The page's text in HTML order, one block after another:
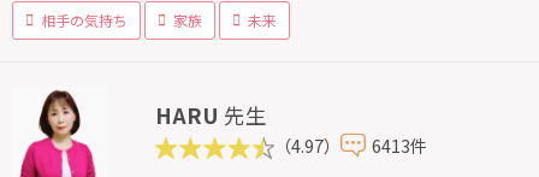
相手の気持ち 家族 未来
HARU 先生
（4.97） 6413件